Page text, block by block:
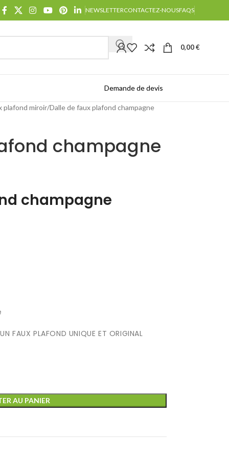
NEWSLETTERCONTACTEZ-NOUSFAQS
0,00€
Demande de devis
plafond miroir Dalle de faux plafond champagne
champagne
champagne
FAUX PLAFOND UNIQUE ET ORIGINAL
AU PANIER